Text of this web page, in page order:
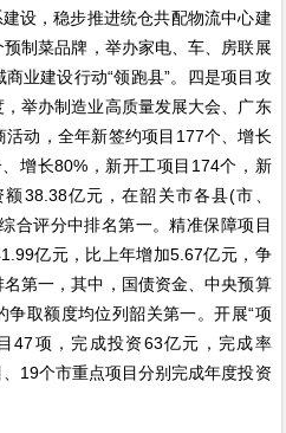
设，稳步推进统仓共配物流中心建
预制菜品牌，举办家电、车、房联展
业建设行动“领跑县”。四是项目攻
举办制造业高质量发展大会、广东
动，全年新签约项目177个、增长
增长80%，新开工项目174个，新
38.38亿元，在韶关市各县(市、
合评分中排名第一。精准保障项目
亿元，比上年增加5.67亿元，争
第一，其中，国债资金、中央预算
取额度均位列韶关第一。开展“项
47项，完成投资63亿元，完成率
19个市重点项目分别完成年度投资